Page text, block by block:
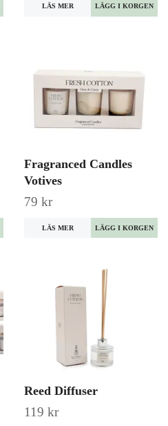
LÄS MER LÄGG I KORGEN
Fragranced Candles
Votives
79 kr
LÄS MER LÄGG I KORGEN
Reed Diffuser
119 kr